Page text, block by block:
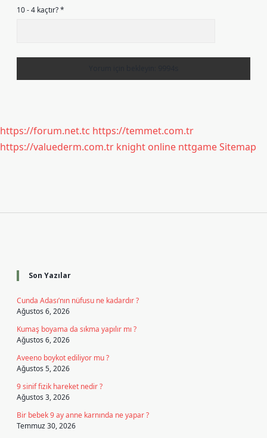
10 - 4 kaçtır?*
https://forum.net.tc https://temmet.com.tr
https://valuederm.com.tr knight online nttgameSitemap
Son Yazılar
Cunda Adası’nın nüfusu ne kadardır ?
Ağustos 6, 2026
Kumaş boyama da sıkma yapılır mı ?
Ağustos 6, 2026
Aveeno boykot ediliyor mu ?
Ağustos 5, 2026
9 sinif fizik hareket nedir ?
Ağustos 3, 2026
Bir bebek 9 ay anne karnında ne yapar ?
Temmuz 30, 2026